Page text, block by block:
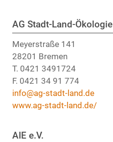
AG Stadt-Land-Ökologie
Meyerstraße 141
28201 Bremen
T. 0421 3491724
F. 0421 34 91 774
info@ag-stadt-land.de
www.ag-stadt-land.de/
AIE e.V.